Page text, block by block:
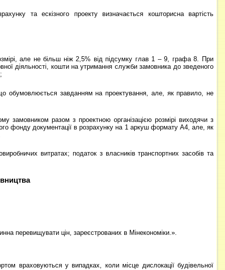
та ескізного проекту визначається кошторисна вартість
але не більш ніж 2,5% від підсумку глав 1 – 9, графа 8. При
діяльності, кошти на утримання служби замовника до зведеного
обумовлюється завданням на проектування, але, як правило, не
замовником разом з проектною організацією розмірі виходячи з
фонду документації в розрахунку на 1 аркуш формату А4, але, як
витратах; податок з власників транспортних засобів та
перевищувати цін, зареєстрованих в Мінекономіки.».
враховуються у випадках, коли місце дислокації будівельної